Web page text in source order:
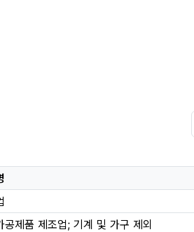
공제품 제조업; 기계 및 가구 제외